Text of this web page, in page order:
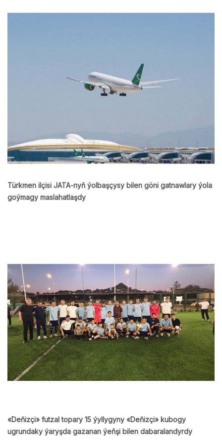
Türkmen ilçisi JATA-nyň ýolbaşçysy bilen göni gatnawlary ýola
goýmagy maslahatlaşdy
«Deňizçi» futzal topary 15 ýyllygyny «Deňizçi» kubogy
ugrundaky ýaryşda gazanan ýeňşi bilen dabaralandyrdy